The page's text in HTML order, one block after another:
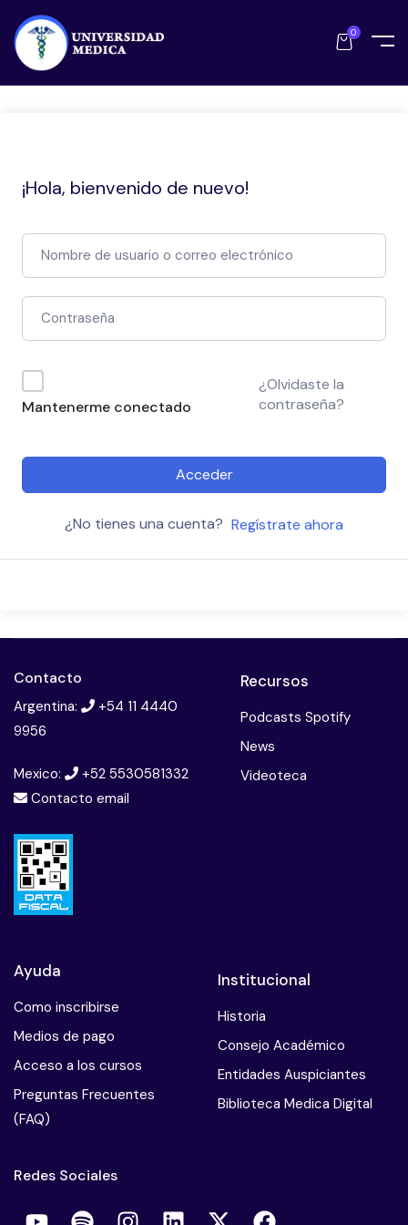
0
¡Hola, bienvenido de nuevo!
Mantenerme conectado
¿Olvidaste la
contraseña?
Acceder
¿No tienes una cuenta? Regístrate ahora
Contacto
Argentina:
+54 11 4440
9956
Mexico:
+52 5530581332
Contacto email
Recursos
Podcasts Spotify
News
Videoteca
Ayuda
Como inscribirse
Medios de pago
Acceso a los cursos
Preguntas Frecuentes
(FAQ)
Institucional
Historia
Consejo Académico
Entidades Auspiciantes
Biblioteca Medica Digital
Redes Sociales